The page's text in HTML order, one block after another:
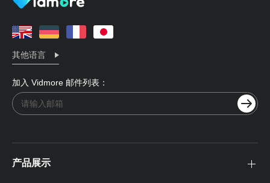
其他语言
加入 Vidmore 邮件列表：
产品展示